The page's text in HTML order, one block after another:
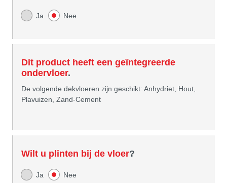
Ja Nee
Dit product heeft een geïntegreerde
ondervloer.
De volgende dekvloeren zijn geschikt: Anhydriet, Hout,
Plavuizen, Zand-Cement
Wilt u plinten bij de vloer?
Ja Nee